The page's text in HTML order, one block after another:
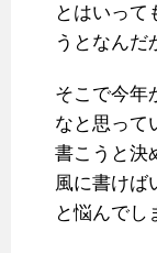
とはいって
うとなんだ
そこで今年
なと思って
書こうと決
風に書けば
と悩んでし